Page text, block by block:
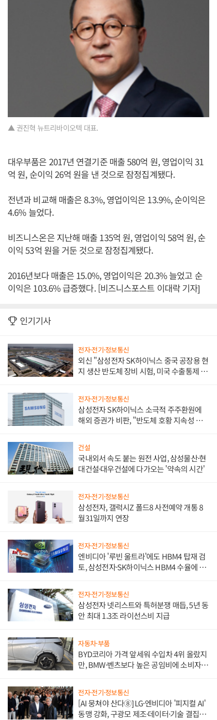
▲ 권진혁 뉴트리바이오텍 대표.
대우부품은 2017년 연결기준 매출 580억 원, 영업이익 31
억 원, 순이익 26억 원을 낸 것으로 잠정집계됐다.
전년과 비교해 매출은 8.3%, 영업이익은 13.9%, 순이익은
4.6% 늘었다.
비즈니스온은 지난해 매출 135억 원, 영업이익 58억 원, 순
이익 53억 원을 거둔 것으로 잠정집계됐다.
2016년보다 매출은 15.0%, 영업이익은 20.3% 늘었고 순
이익은 103.6% 급증했다. [비즈니스포스트 이대락 기자]
인기기사
전자·전기·정보통신
외신 "삼성전자 SK하이닉스 중국 공장용 현
지 생산 반도체 장비 시험, 미국 수출통제 대
전자·전기·정보통신
삼성전자 SK하이닉스 소극적 주주환원에
해외 증권가 비판, "반도체 호황 지속성 의
건설
국내외서 속도 붙는 원전 사업, 삼성물산·현
대건설·대우건설에 다가오는 '약속의 시간'
전자·전기·정보통신
삼성전자, 갤럭시Z 폴드8 사전예약 개통 8
월31일까지 연장
전자·전기·정보통신
엔비디아 '루빈 울트라'에도 HBM4 탑재 검
토, 삼성전자·SK하이닉스 HBM4 수율에 주
전자·전기·정보통신
삼성전자 넷리스트와 특허분쟁 매듭, 5년 동
안 최대 1.3조 라이선스비 지급
자동차·부품
BYD코리아 가격 앞세워 수입차 4위 올랐지
만, BMW·벤츠보다 높은 공임비에 소비자
전자·전기·정보통신
[AI 뭉쳐야 산다⑧] LG·엔비디아 '피지컬 AI'
동맹 강화, 구광모 제조·데이터·기술 결집